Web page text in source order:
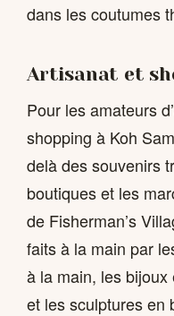
dans les coutumes
Artisanat et
Pour les amateurs
shopping à Koh
delà des souvenirs
boutiques et les
de Fisherman’s
faits à la main par
à la main, les
et les sculptures en